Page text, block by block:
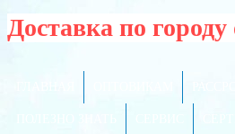
Доставка по городу